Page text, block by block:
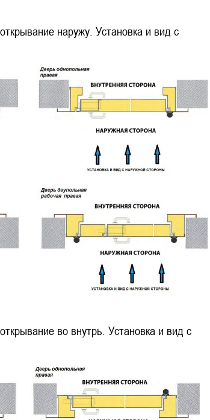
наружу. Установка и вид с
во внутрь. Установка и вид с